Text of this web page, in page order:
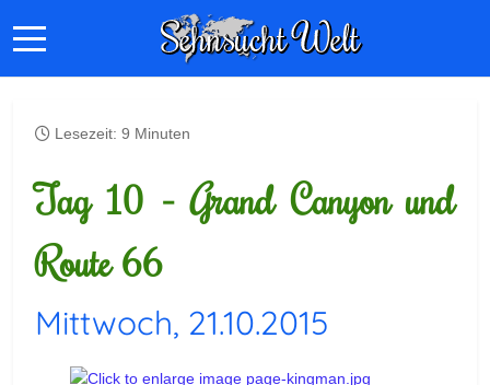
Lesezeit: 9 Minuten
Tag 10 - Grand Canyon und
Route 66
Mittwoch, 21.10.2015